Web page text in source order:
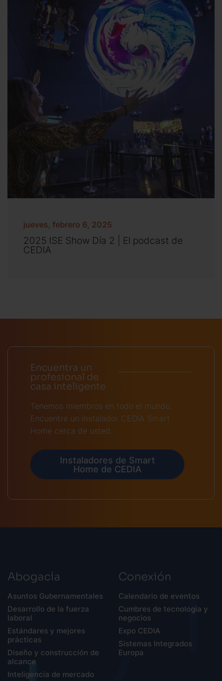
jueves, febrero 6, 2025
2025 ISE Show Día 2 | El podcast de
CEDIA
Encuentra un
profesional de
casa inteligente
Tenemos miembros en todo el mundo.
Encuentre un instalador CEDIA Smart
Home cerca de usted.
Instaladores de Smart
Home de CEDIA
Abogacía
Asuntos Gubernamentales
Desarrollo de la fuerza
laboral
Estándares y mejores
prácticas
Diseño y construcción de
alcance
Inteligencia de mercado
Conexión
Calendario de eventos
Cumbres de tecnología y
negocios
Expo CEDIA
Sistemas Integrados
Europa